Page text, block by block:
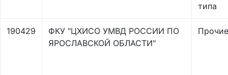
типа
190429
ФКУ "ЦХИСО УМВД РОССИИ ПО
ЯРОСЛАВСКОЙ ОБЛАСТИ"
Прочие